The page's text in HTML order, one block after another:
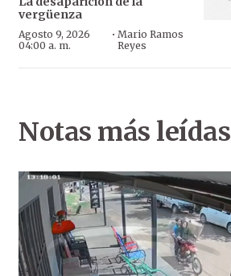
vergüenza
Agosto 9, 2026
04:00 a. m.
· Mario Ramos
Reyes
Notas más leídas